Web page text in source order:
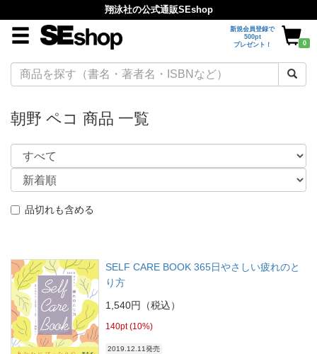
翔泳社の公式通販SEshop
新規会員登録で
500pt
プレゼント！
0
朝野 ペコ 商品 一覧
品切れも含める
SELF CARE BOOK 365日やさしい疲れのと
り方
1,540円（税込）
140pt (10%)
2019.12.11発売